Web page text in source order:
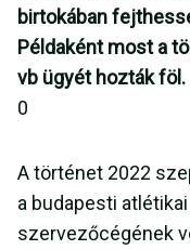
birtokában
Példaként most a
vb ügyét hozták föl.
0
A történet 2022
a budapesti
szervezőcégének